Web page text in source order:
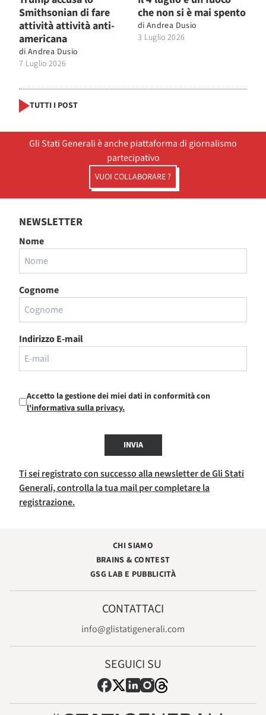
Smithsonian di fare
attività attività anti-
americana
di Andrea Dusio
7 Luglio 2026
che non si è mai spento
di Andrea Dusio
3 Luglio 2026
TUTTI I POST
Gli Stati Generali è anche piattaforma di giornalismo
partecipativo
VUOI COLLABORARE ?
NEWSLETTER
Nome
Cognome
Indirizzo E-mail
Accetto la gestione dei miei dati in conformità con
l'informativa sulla privacy.
INVIA
Ti sei registrato con successo alla newsletter de Gli Stati
Generali, controlla la tua mail per completare la
registrazione.
CHI SIAMO
BRAINS & CONTEST
GSG LAB E PUBBLICITÀ
CONTATTACI
info@glistatigenerali.com
SEGUICI SU